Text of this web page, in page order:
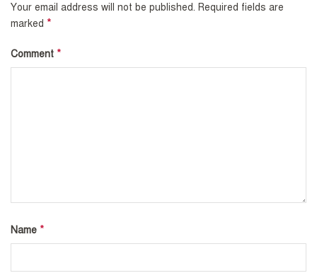
Your email address will not be published. Required fields are
marked *
Comment *
Name *